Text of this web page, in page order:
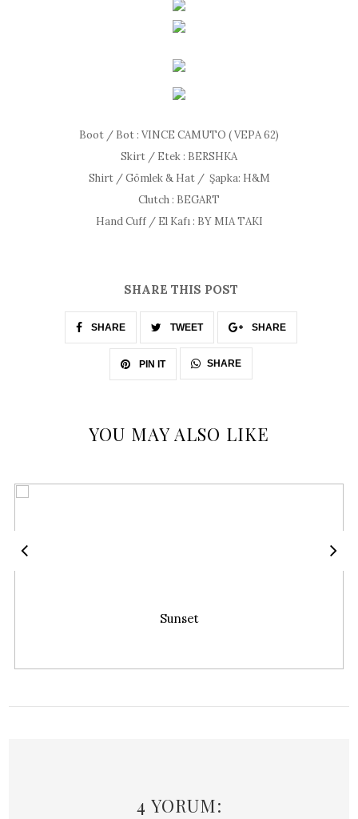
Boot / Bot : VINCE CAMUTO ( VEPA 62)
Skirt / Etek : BERSHKA
Shirt / Gömlek & Hat / Şapka: H&M
Clutch : BEGART
Hand Cuff / El Kafı : BY MIA TAKI
SHARE THIS POST
SHARE TWEET SHARE
PIN IT SHARE
YOU MAY ALSO LIKE
Sunset
4 YORUM: